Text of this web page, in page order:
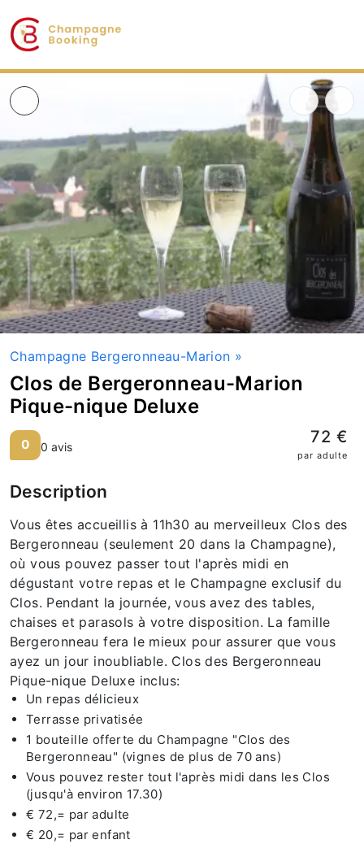
Champagne Bergeronneau-Marion »
Clos de Bergeronneau-Marion
Pique-nique Deluxe
0 0 avis 72 €
par adulte
Description
Vous êtes accueillis à 11h30 au merveilleux Clos des
Bergeronneau (seulement 20 dans la Champagne),
où vous pouvez passer tout l'après midi en
dégustant votre repas et le Champagne exclusif du
Clos. Pendant la journée, vous avez des tables,
chaises et parasols à votre disposition. La famille
Bergeronneau fera le mieux pour assurer que vous
ayez un jour inoubliable. Clos des Bergeronneau
Pique-nique Deluxe inclus:
Un repas délicieux
Terrasse privatisée
1 bouteille offerte du Champagne "Clos des
Bergeronneau" (vignes de plus de 70 ans)
Vous pouvez rester tout l'après midi dans les Clos
(jusqu'à environ 17.30)
€ 72,= par adulte
€ 20,= par enfant